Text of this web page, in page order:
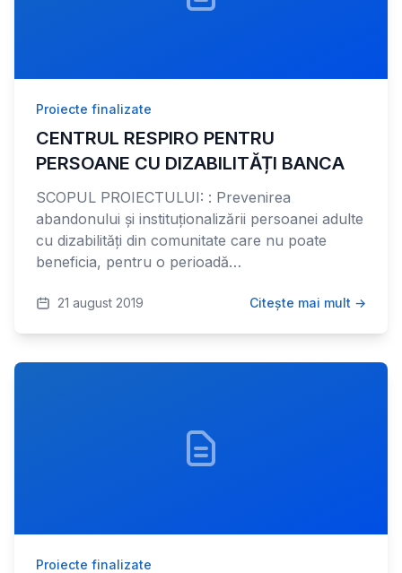
Proiecte finalizate
CENTRUL RESPIRO PENTRU
PERSOANE CU DIZABILITĂȚI BANCA
SCOPUL PROIECTULUI: : Prevenirea
abandonului și instituționalizării persoanei adulte
cu dizabilități din comunitate care nu poate
beneficia, pentru o perioadă…
21 august 2019 Citește mai mult →
Proiecte finalizate